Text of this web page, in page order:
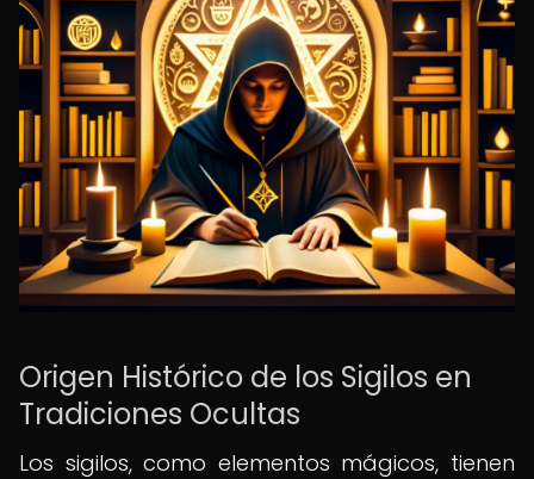
Origen Histórico de los Sigilos en
Tradiciones Ocultas
Los sigilos, como elementos mágicos, tienen